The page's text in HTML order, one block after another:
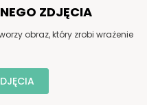
ZDJĘCIA
obraz, który zrobi wrażenie